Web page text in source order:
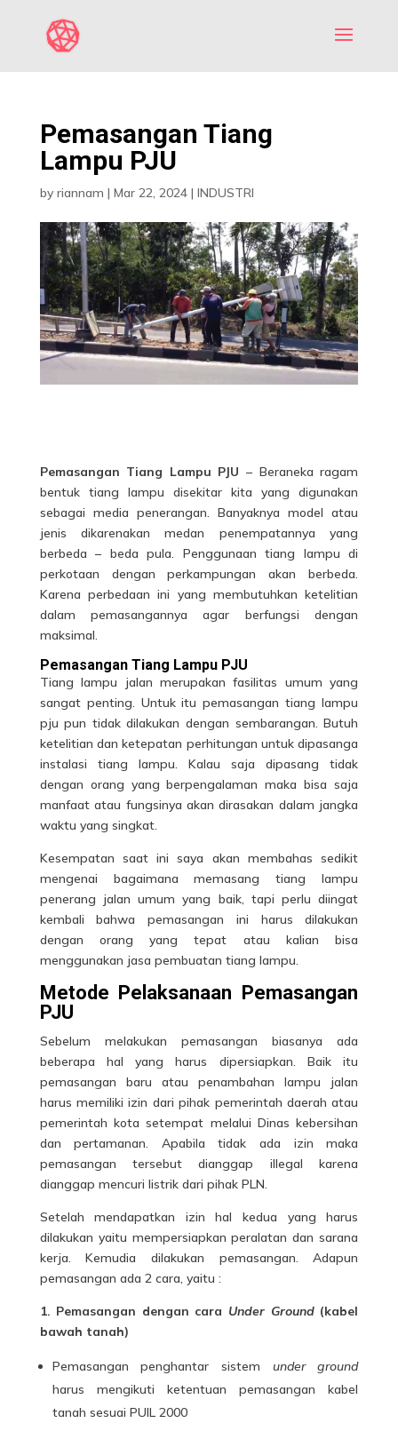
Pemasangan Tiang
Lampu PJU
by riannam | Mar 22, 2024| INDUSTRI
Pemasangan Tiang Lampu PJU – Beraneka ragam
bentuk tiang lampu disekitar kita yang digunakan
sebagai media penerangan. Banyaknya model atau
jenis dikarenakan medan penempatannya yang
berbeda – beda pula. Penggunaan tiang lampu di
perkotaan dengan perkampungan akan berbeda.
Karena perbedaan ini yang membutuhkan ketelitian
dalam pemasangannya agar berfungsi dengan
maksimal.
Pemasangan Tiang Lampu PJU
Tiang lampu jalan merupakan fasilitas umum yang
sangat penting. Untuk itu pemasangantiang lampu
pju pun tidak dilakukan dengan sembarangan. Butuh
ketelitian dan ketepatan perhitungan untuk dipasanga
instalasi tiang lampu. Kalau saja dipasang tidak
dengan orang yang berpengalaman maka bisa saja
manfaat atau fungsinya akan dirasakan dalam jangka
waktu yang singkat.
Kesempatan saat ini saya akan membahas sedikit
mengenai bagaimana memasang tiang lampu
penerang jalan umum yang baik, tapi perlu diingat
kembali bahwa pemasangan ini harus dilakukan
dengan orang yang tepat atau kalian bisa
menggunakan jasa pembuatan tiang lampu.
Metode Pelaksanaan Pemasangan
PJU
Sebelum melakukan pemasangan biasanya ada
beberapa hal yang harus dipersiapkan. Baik itu
pemasangan baru atau penambahan lampu jalan
harus memiliki izin dari pihak pemerintah daerah atau
pemerintah kota setempat melalui Dinas kebersihan
dan pertamanan. Apabila tidak ada izin maka
pemasangan tersebut dianggap illegal karena
dianggap mencuri listrik dari pihak PLN.
Setelah mendapatkan izin hal kedua yang harus
dilakukan yaitu mempersiapkan peralatan dan sarana
kerja. Kemudia dilakukan pemasangan. Adapun
pemasangan ada 2 cara, yaitu :
1. Pemasangan dengan cara Under Ground(kabel
bawah tanah)
Pemasangan penghantar sistem under ground
harus mengikuti ketentuan pemasangan kabel
tanah sesuai PUIL 2000